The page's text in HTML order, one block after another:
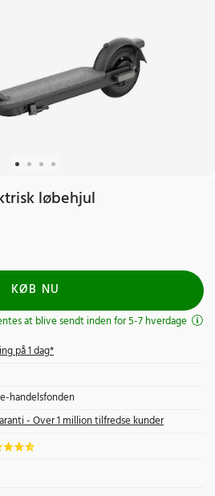
løbehjul
KØB NU
at blive sendt inden for 5-7 hverdage
på 1 dag*
handelsfonden
- Over 1 million tilfredse kunder